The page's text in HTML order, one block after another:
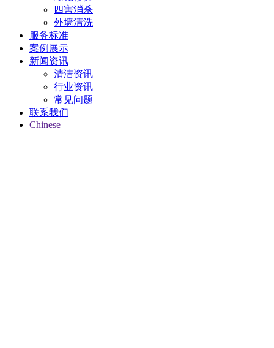
四害消杀
外墙清洗
服务标准
案例展示
新闻资讯
清洁资讯
行业资讯
常见问题
联系我们
Chinese